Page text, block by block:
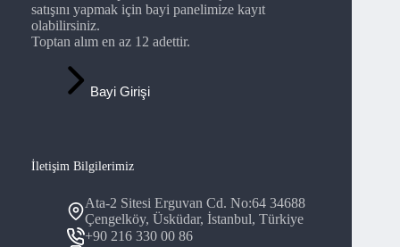
satışını yapmak için bayi panelimize kayıt
olabilirsiniz.
Toptan alım en az 12 adettir.
Bayi Girişi
İletişim Bilgilerimiz
Ata-2 Sitesi Erguvan Cd. No:64 34688
Çengelköy, Üsküdar, İstanbul, Türkiye
+90 216 330 00 86